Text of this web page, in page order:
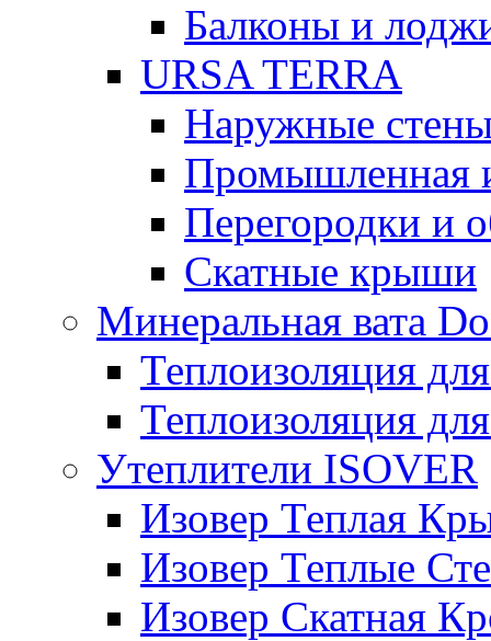
Балконы и
URSA TERRA
Наружные
Промышленная
Перегородки и
Скатные крыши
Минеральная вата
Теплоизоляция
Теплоизоляция
Утеплители ISOVER
Изовер Теплая
Изовер Теплые
Изовер Скатная